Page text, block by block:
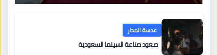
عدسة المدار
صعود صناعة السينما السعودية